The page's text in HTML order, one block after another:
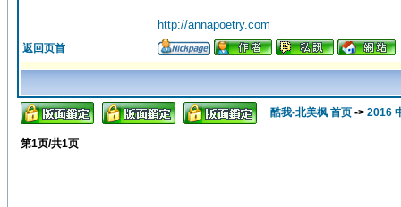
http://annapoetry.com
返回页首
酷我-北美枫 首页 -> 2016
第1页/共1页